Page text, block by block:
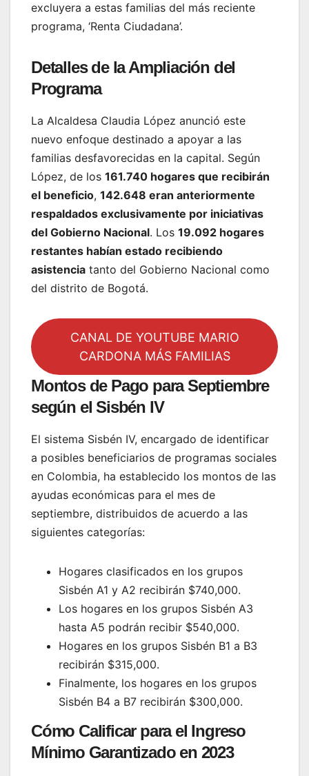
excluyera a estas familias del más reciente
programa, ‘Renta Ciudadana’.
Detalles de la Ampliación del
Programa
La Alcaldesa Claudia López anunció este
nuevo enfoque destinado a apoyar a las
familias desfavorecidas en la capital. Según
López, de los 161.740 hogares que recibirán
el beneficio, 142.648 eran anteriormente
respaldados exclusivamente por iniciativas
del Gobierno Nacional. Los 19.092 hogares
restantes habían estado recibiendo
asistencia tanto del Gobierno Nacional como
del distrito de Bogotá.
CANAL DE YOUTUBE MARIO
CARDONA MÁS FAMILIAS
Montos de Pago para Septiembre
según el Sisbén IV
El sistema Sisbén IV, encargado de identificar
a posibles beneficiarios de programas sociales
en Colombia, ha establecido los montos de las
ayudas económicas para el mes de
septiembre, distribuidos de acuerdo a las
siguientes categorías:
Hogares clasificados en los grupos
Sisbén A1 y A2 recibirán $740,000.
Los hogares en los grupos Sisbén A3
hasta A5 podrán recibir $540,000.
Hogares en los grupos Sisbén B1 a B3
recibirán $315,000.
Finalmente, los hogares en los grupos
Sisbén B4 a B7 recibirán $300,000.
Cómo Calificar para el Ingreso
Mínimo Garantizado en 2023